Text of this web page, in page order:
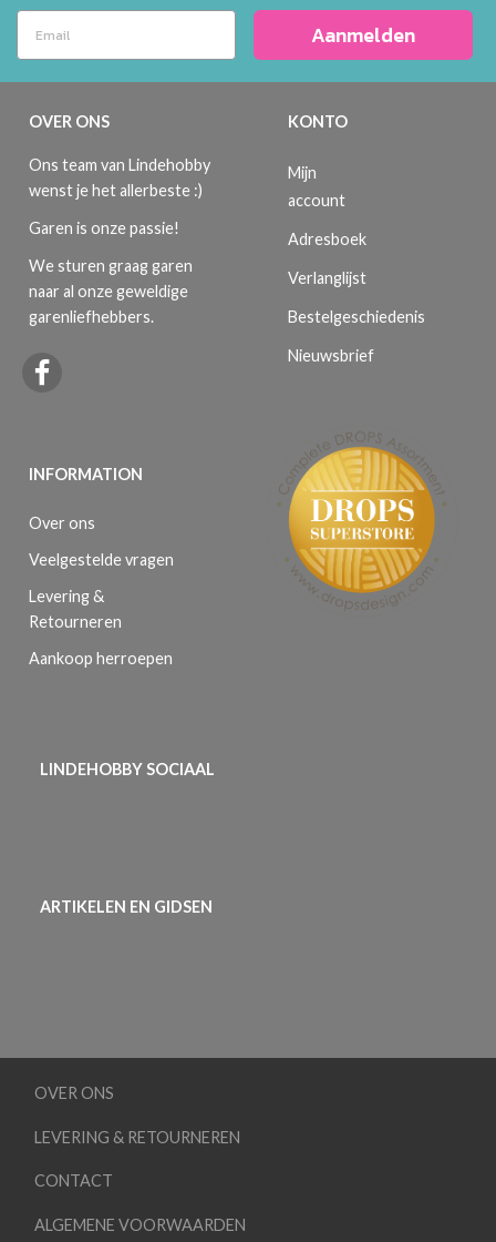
Aanmelden
OVER ONS
Ons team van Lindehobby
wenst je het allerbeste :)
Garen is onze passie!
We sturen graag garen
naar al onze geweldige
garenliefhebbers.
INFORMATION
Over ons
Veelgestelde vragen
Levering &
Retourneren
Aankoop herroepen
KONTO
Mijn
account
Adresboek
Verlanglijst
Bestelgeschiedenis
Nieuwsbrief
LINDEHOBBY SOCIAAL
ARTIKELEN EN GIDSEN
OVER ONS
LEVERING & RETOURNEREN
CONTACT
ALGEMENE VOORWAARDEN